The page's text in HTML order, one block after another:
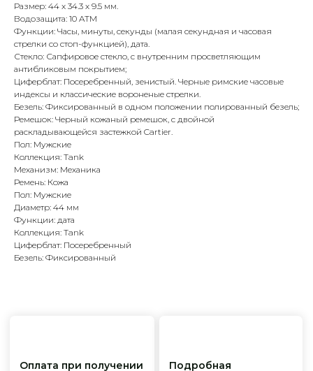
Размер: 44 x 34.3 х 9.5 мм.
Водозащита: 10 ATM
Функции: Часы, минуты, секунды (малая секундная и часовая
стрелки со стоп-функцией), дата.
Стекло: Сапфировое стекло, с внутренним просветляющим
антибликовым покрытием;
Циферблат: Посеребренный, зенистый. Черные римские часовые
индексы и классические вороненые стрелки.
Безель: Фиксированный в одном положении полированный безель;
Ремешок: Черный кожаный ремешок, с двойной
раскладывающейся застежкой Cartier.
Пол: Мужские
Коллекция: Tank
Механизм: Механика
Ремень: Кожа
Пол: Мужские
Диаметр: 44 мм
Функции: дата
Коллекция: Tank
Циферблат: Посеребренный
Безель: Фиксированный
Оплата при получении
Заказ опласивается
после примерки и
осмотра товара
Подробная
консультация
Ответим на все вопросы
Сервисное
обслуживание
На все товары
распространяется
гарантийные
обязательства
фабрик